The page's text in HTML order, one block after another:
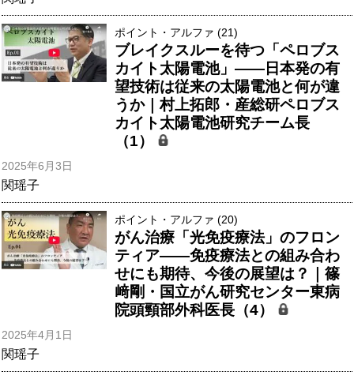
ポイント・アルファ (21)
ブレイクスルーを待つ「ペロブス
カイト太陽電池」――日本発の有
望技術は従来の太陽電池と何が違
うか｜村上拓郎・産総研ペロブス
カイト太陽電池研究チーム長
（1）
2025年6月3日
関瑶子
ポイント・アルファ (20)
がん治療「光免疫療法」のフロン
ティア――免疫療法との組み合わ
せにも期待、今後の展望は？｜篠
﨑剛・国立がん研究センター東病
院頭頸部外科医長（4）
2025年4月1日
関瑶子